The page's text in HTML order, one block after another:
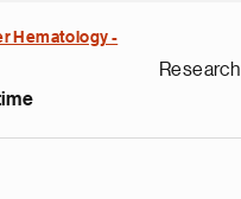
Hematology -
Research